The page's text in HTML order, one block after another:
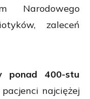
Narodowego
zaleceń
ponad 400-stu
najciężej